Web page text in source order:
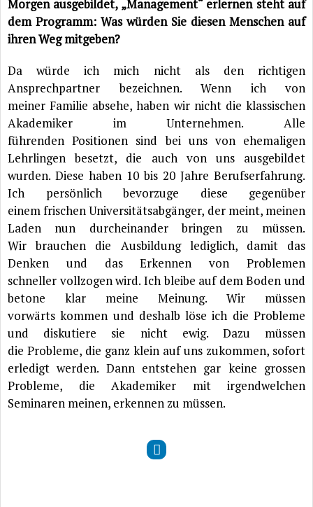
Morgen ausgebildet, „Management“ erlernen steht auf
dem Programm: Was würden Sie diesen Menschen auf
ihren Weg mitgeben?
Da würde ich mich nicht als den richtigen
Ansprechpartner bezeichnen. Wenn ich von
meiner Familie absehe, haben wir nicht die klassischen
Akademiker im Unternehmen. Alle
führenden Positionen sind bei uns von ehemaligen
Lehrlingen besetzt, die auch von uns ausgebildet
wurden. Diese haben 10 bis 20 Jahre Berufserfahrung.
Ich persönlich bevorzuge diese gegenüber
einem frischen Universitätsabgänger, der meint, meinen
Laden nun durcheinander bringen zu müssen.
Wir brauchen die Ausbildung lediglich, damit das
Denken und das Erkennen von Problemen
schneller vollzogen wird. Ich bleibe auf dem Boden und
betone klar meine Meinung. Wir müssen
vorwärts kommen und deshalb löse ich die Probleme
und diskutiere sie nicht ewig. Dazu müssen
die Probleme, die ganz klein auf uns zukommen, sofort
erledigt werden. Dann entstehen gar keine grossen
Probleme, die Akademiker mit irgendwelchen
Seminaren meinen, erkennen zu müssen.